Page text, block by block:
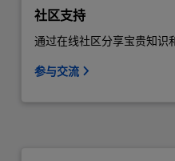
社区支持
通过在线社区分享宝贵知识
参与交流